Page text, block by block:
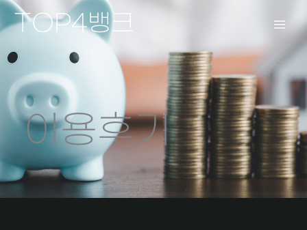
콘
텐
로
TOP4뱅크
이용후기